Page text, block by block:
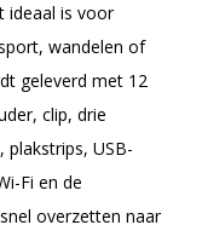
ideaal is voor
wandelen of
geleverd met 12
clip, drie
USB-
Fi en de
overzetten naar